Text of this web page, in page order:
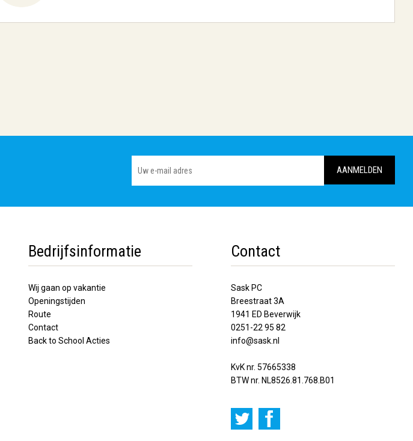
PCI 4.0...
NVMe SSD...
Bedrijfsinformatie
Wij gaan op vakantie
Openingstijden
Route
Contact
Back to School Acties
Contact
Sask PC
Breestraat 3A
1941 ED Beverwijk
0251-22 95 82
info@sask.nl
KvK nr. 57665338
BTW nr. NL8526.81.768.B01